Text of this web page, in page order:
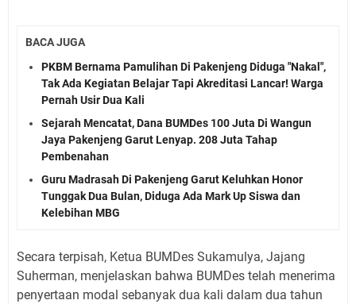
BACA JUGA
PKBM Bernama Pamulihan Di Pakenjeng Diduga "Nakal",
Tak Ada Kegiatan Belajar Tapi Akreditasi Lancar! Warga
Pernah Usir Dua Kali
Sejarah Mencatat, Dana BUMDes 100 Juta Di Wangun
Jaya Pakenjeng Garut Lenyap. 208 Juta Tahap
Pembenahan
Guru Madrasah Di Pakenjeng Garut Keluhkan Honor
Tunggak Dua Bulan, Diduga Ada Mark Up Siswa dan
Kelebihan MBG
Secara terpisah, Ketua BUMDes Sukamulya, Jajang
Suherman, menjelaskan bahwa BUMDes telah menerima
penyertaan modal sebanyak dua kali dalam dua tahun